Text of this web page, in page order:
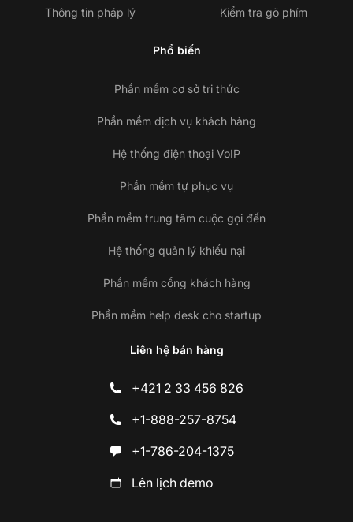
Thông tin pháp lý Kiểm tra gõ phím
Phổ biến
Phần mềm cơ sở tri thức
Phần mềm dịch vụ khách hàng
Hệ thống điện thoại VoIP
Phần mềm tự phục vụ
Phần mềm trung tâm cuộc gọi đến
Hệ thống quản lý khiếu nại
Phần mềm cổng khách hàng
Phần mềm help desk cho startup
Liên hệ bán hàng
+421 2 33 456 826
+1-888-257-8754
+1-786-204-1375
Lên lịch demo